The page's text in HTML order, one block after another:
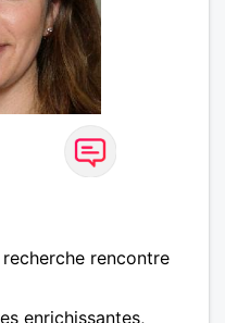
rencontre
enrichissantes,